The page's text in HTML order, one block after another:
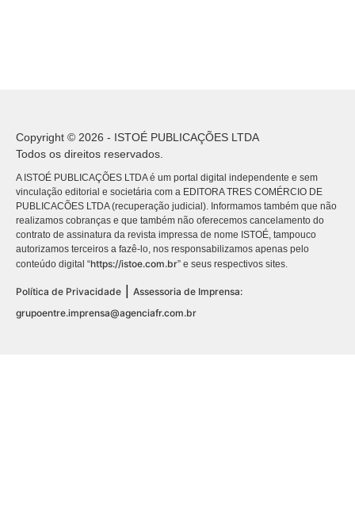
Copyright © 2026 - ISTOÉ PUBLICAÇÕES LTDA
Todos os direitos reservados.
A ISTOÉ PUBLICAÇÕES LTDA é um portal digital independente e sem
vinculação editorial e societária com a EDITORA TRES COMÉRCIO DE
PUBLICACÕES LTDA (recuperação judicial). Informamos também que não
realizamos cobranças e que também não oferecemos cancelamento do
contrato de assinatura da revista impressa de nome ISTOÉ, tampouco
autorizamos terceiros a fazê-lo, nos responsabilizamos apenas pelo
conteúdo digital “https://istoe.com.br” e seus respectivos sites.
Política de Privacidade
Assessoria de Imprensa:
grupoentre.imprensa@agenciafr.com.br